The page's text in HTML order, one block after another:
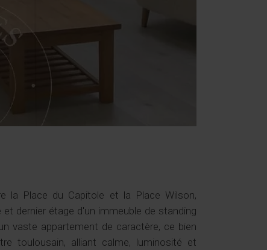
la Place du Capitole et la Place Wilson,
dernier étage d'un immeuble de standing
vaste appartement de caractère, ce bien
toulousain, alliant calme, luminosité et